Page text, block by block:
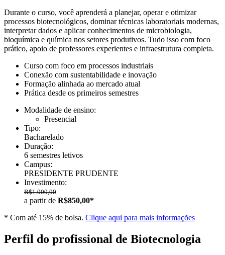
Durante o curso, você aprenderá a planejar, operar e otimizar
processos biotecnológicos, dominar técnicas laboratoriais modernas,
interpretar dados e aplicar conhecimentos de microbiologia,
bioquímica e química nos setores produtivos. Tudo isso com foco
prático, apoio de professores experientes e infraestrutura completa.
Curso com foco em processos industriais
Conexão com sustentabilidade e inovação
Formação alinhada ao mercado atual
Prática desde os primeiros semestres
Modalidade de ensino:
Presencial
Tipo:
Bacharelado
Duração:
6 semestres letivos
Campus:
PRESIDENTE PRUDENTE
Investimento:
R$1.000,00
a partir de R$850,00*
* Com até 15% de bolsa. Clique aqui para mais informações
Perfil do profissional de Biotecnologia